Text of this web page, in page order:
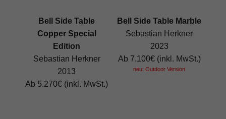
Bell Side Table
Copper Special
Edition
Sebastian Herkner
2013
Ab 5.270€ (inkl. MwSt.)
Bell Side Table Marble
Sebastian Herkner
2023
Ab 7.100€ (inkl. MwSt.)
neu: Outdoor Version